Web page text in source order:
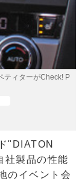
ティターがCheck! P
"DIATON
社製品の性能
のイベント会